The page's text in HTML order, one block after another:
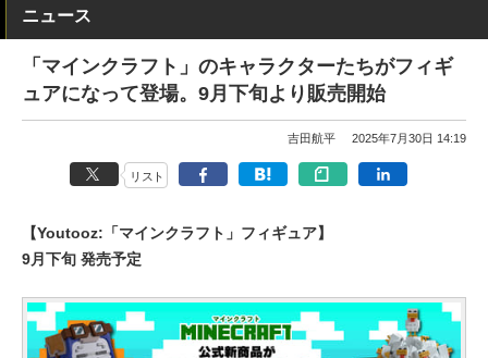
ニュース
「マインクラフト」のキャラクターたちがフィギ
ュアになって登場。9月下旬より販売開始
吉田航平 2025年7月30日 14:19
リスト
【Youtooz:「マインクラフト」フィギュア】
9月下旬 発売予定